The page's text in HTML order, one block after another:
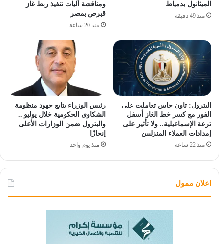
الميثانول بدمياط
منذ 49 دقيقة
ومناقشة آليات تنفيذ ربط غاز
قبرص بمصر
منذ 20 ساعة
البترول: تاون جاس تعاملت على
الفور مع كسر خط الغاز أسفل
ترعة الإسماعيلية.. ولا تأثير على
إمدادات العملاء المنزليين
منذ 22 ساعة
رئيس الوزراء يتابع جهود منظومة
الشكاوى الحكومية خلال يوليو ..
والبترول ضمن الوزارات الأعلى
إنجازًا
منذ يوم واحد
اعلان ممول